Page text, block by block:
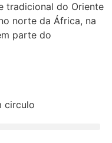
tradicional do Oriente
norte da África, na
parte do